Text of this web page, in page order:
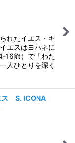
れたイエス・キ
エスはヨハネに
16節）で「わた
人ひとりを深く
ス S. ICONA